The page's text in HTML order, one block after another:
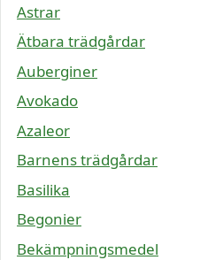
Astrar
Ätbara trädgårdar
Auberginer
Avokado
Azaleor
Barnens trädgårdar
Basilika
Begonier
Bekämpningsmedel